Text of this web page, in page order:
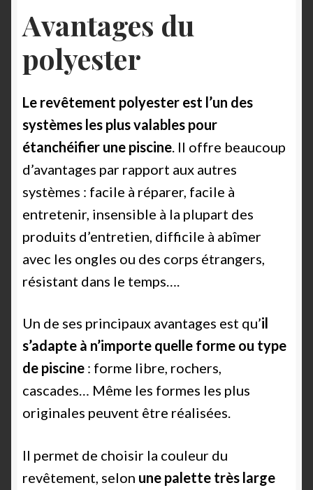
Avantages du
polyester
Le revêtement polyester est l’un des
systèmes les plus valables pour
étanchéifier une piscine. Il offre beaucoup
d’avantages par rapport aux autres
systèmes : facile à réparer, facile à
entretenir, insensible à la plupart des
produits d’entretien, difficile à abîmer
avec les ongles ou des corps étrangers,
résistant dans le temps….
Un de ses principaux avantages est qu’il
s’adapte à n’importe quelle forme ou type
de piscine : forme libre, rochers,
cascades… Même les formes les plus
originales peuvent être réalisées.
Il permet de choisir la couleur du
revêtement, selon une palette très large